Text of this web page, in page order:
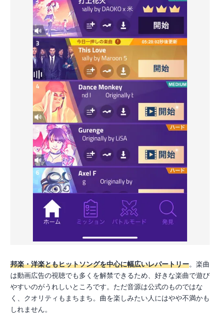
邦楽・洋楽ともヒットソングを中心に幅広いレパートリー。楽曲
は動画広告の視聴でも多くを解禁できるため、好きな楽曲で遊び
やすいのがうれしいところです。ただ音源は公式のものではな
く、クオリティもまちまち。曲を楽しみたい人にはやや不満かも
しれません。